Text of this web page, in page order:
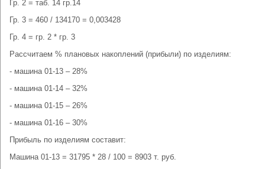
Гр. 2 = таб. 14 гр.14
Гр. 3 = 460 / 134170 = 0,003428
Гр. 4 = гр. 2 * гр. 3
Рассчитаем % плановых накоплений (прибыли) по изделиям:
- машина 01-13 – 28%
- машина 01-14 – 32%
- машина 01-15 – 26%
- машина 01-16 – 30%
Прибыль по изделиям составит:
Машина 01-13 = 31795 * 28 / 100 = 8903 т. руб.